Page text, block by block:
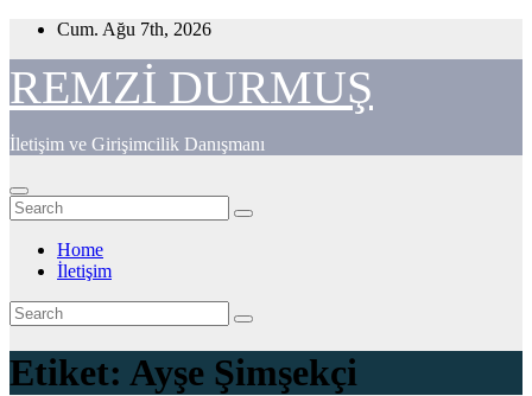
Skip
content
Cum. Ağu 7th, 2026
REMZİ DURMUŞ
İletişim ve Girişimcilik Danışmanı
Home
İletişim
Etiket: Ayşe Şimşekçi